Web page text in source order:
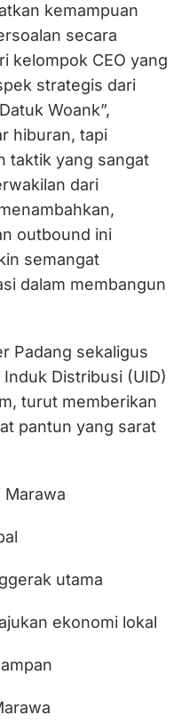
kemampuan
secara
kelompok CEO yang
strategis dari
Woank”,
hiburan, tapi
taktik yang sangat
dari
outbound ini
semangat
dalam membangun
Padang sekaligus
Distribusi (UID)
turut memberikan
pantun yang sarat
Marawa
utama
ekonomi lokal